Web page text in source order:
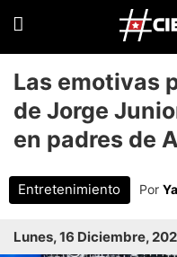
Las emotivas
de Jorge
en padres de
Entretenimiento Por
Lunes, 16 Diciembre,